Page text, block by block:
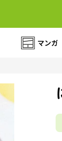
マンガ